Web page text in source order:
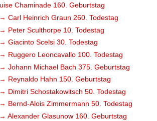
Chaminade 160. Geburtstag
→ Carl Heinrich Graun 260. Todestag
→ Peter Sculthorpe 10. Todestag
→ Giacinto Scelsi 30. Todestag
→ Ruggero Leoncavallo 100. Todestag
→ Johann Michael Bach 375. Geburtstag
→ Reynaldo Hahn 150. Geburtstag
→ Dimitri Schostakowitsch 50. Todestag
→ Bernd-Alois Zimmermann 50. Todestag
→ Alexander Glasunow 160. Geburtstag